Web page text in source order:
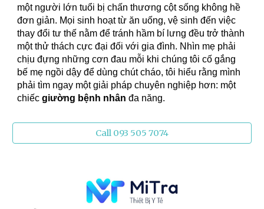
một người lớn tuổi bị chấn thương cột sống không hề
đơn giản. Mọi sinh hoạt từ ăn uống, vệ sinh đến việc
thay đổi tư thế nằm để tránh hầm bí lưng đều trở thành
một thử thách cực đại đối với gia đình. Nhìn mẹ phải
chịu đựng những cơn đau mỗi khi chúng tôi cố gắng
bế mẹ ngồi dậy để dùng chút cháo, tôi hiểu rằng mình
phải tìm ngay một giải pháp chuyên nghiệp hơn: một
chiếcgiường bệnh nhân đa năng.
Call 093 505 7074